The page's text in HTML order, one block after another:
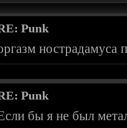
Punk
нострадамуса
Punk
бы я не был